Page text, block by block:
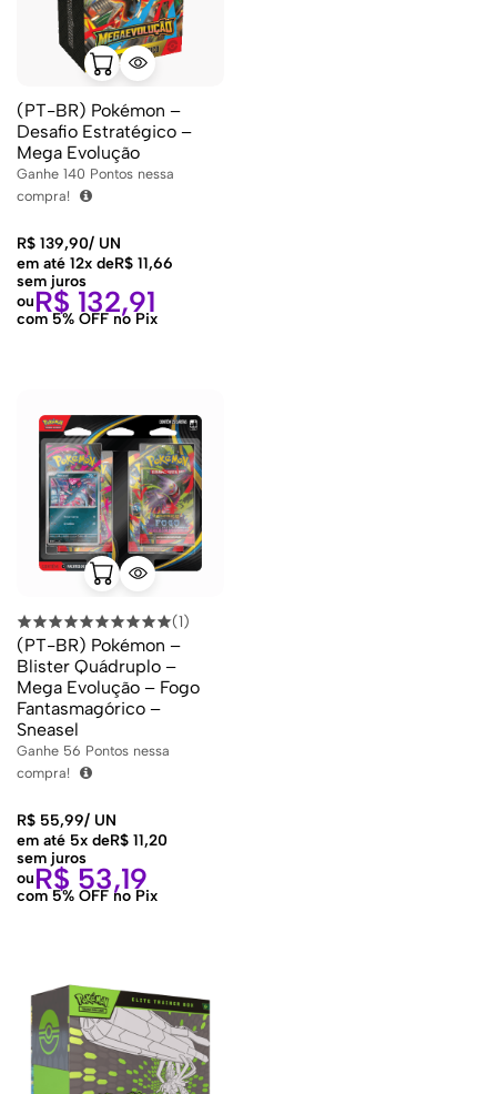
(PT-BR) Pokémon –
Desafio Estratégico –
Mega Evolução
Ganhe 140 Pontos nessa
compra!
R$ 139,90/ UN
em até 12x deR$ 11,66
sem juros
ouR$ 132,91
com 5% OFF no Pix
(1)
(PT-BR) Pokémon –
Blister Quádruplo –
Mega Evolução – Fogo
Fantasmagórico –
Sneasel
Ganhe 56 Pontos nessa
compra!
R$ 55,99/ UN
em até 5x deR$ 11,20
sem juros
ouR$ 53,19
com 5% OFF no Pix